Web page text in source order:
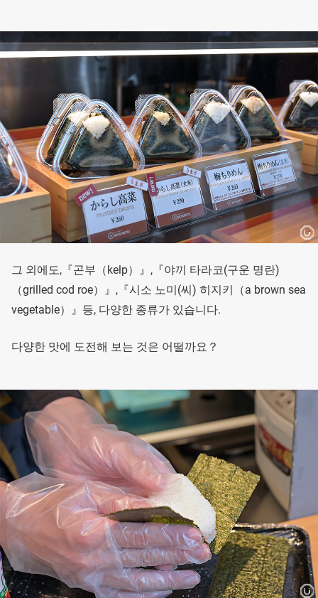
그 외에도,『곤부（kelp）』,『야끼 타라코(구운 명란)
（grilled cod roe）』,『시소 노미(씨) 히지키（a brown sea
vegetable）』등, 다양한 종류가 있습니다.
다양한 맛에 도전해 보는 것은 어떨까요？